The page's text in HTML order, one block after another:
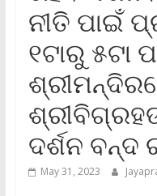
ନୀତି ପାଇଁ
୧ଟାରୁ ୫ଟା
ଦର୍ଶନ ବନ୍ଦ
May 31, 2023